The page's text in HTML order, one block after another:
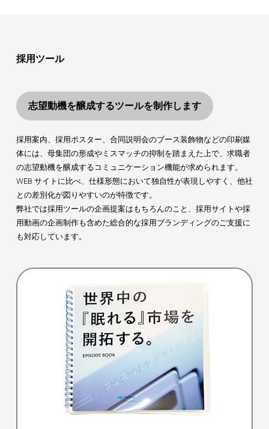
採用ツール
志望動機を醸成するツールを制作します
採用案内、採用ポスター、合同説明会のブース装飾物などの印刷媒
体には、母集団の形成やミスマッチの抑制を踏まえた上で、求職者
の志望動機を醸成するコミュニケーション機能が求められます。
WEB サイトに比べ、仕様形態において独自性が表現しやすく、他社
との差別化が図りやすいのが特徴です。
弊社では採用ツールの企画提案はもちろんのこと、採用サイトや採
用動画の企画制作も含めた総合的な採用ブランディングのご支援に
も対応しています。